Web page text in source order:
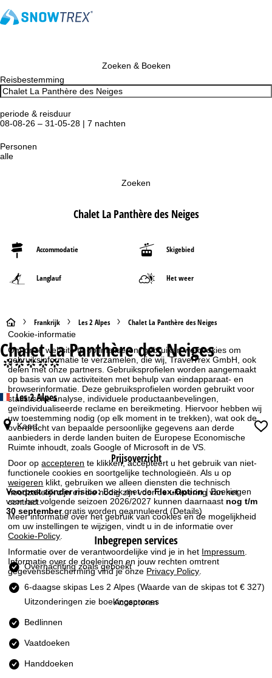
Cookie-informatie
Om onze website te optimaliseren, gebruiken we cookies om
gebruiksinformatie te verzamelen, die wij, TravelTrex GmbH, ook
delen met onze partners. Gebruiksprofielen worden aangemaakt
op basis van uw activiteiten met behulp van eindapparaat- en
browserinformatie. Deze gebruiksprofielen worden gebruikt voor
statistische analyse, individuele productaanbevelingen,
geïndividualiseerde reclame en bereikmeting. Hiervoor hebben wij
uw toestemming nodig (op elk moment in te trekken), wat ook de
overdracht van bepaalde persoonlijke gegevens aan derde
aanbieders in derde landen buiten de Europese Economische
Ruimte inhoudt, zoals Google of Microsoft in de VS.
Door opaccepteren te klikken, accepteert u het gebruik van niet-
functionele cookies en soortgelijke technologieën. Als u op
weigeren klikt, gebruiken we alleen diensten die technisch
noodzakelijk zijn en die nodig zijn voor de uitvoering van het
contract.
Meer informatie over het gebruik van cookies en de mogelijkheid
om uw instellingen te wijzigen, vindt u in de informatie over
Cookie-Policy
Informatie over de verantwoordelijke vind je in het Impressum
Informatie over de doeleinden en jouw rechten omtrent
gegevensbescherming vind je onze Privacy Policy
Accepteren
Zoeken & Boeken
Reisbestemming
periode & reisduur
08-08-26 – 31-05-28 | 7 nachten
Personen
alle
Zoeken
Chalet La Panthère des Neiges
Accommodatie Skigebied
Langlauf Het weer
S
t
a
r
t
p
a
g
i
a
Frankrijk Les 2 Alpes Chalet La Panthère des Neiges
Chalet La Panthère des Neiges
°°°°°
Les 2 Alpes
Kaart
Prijsoverzicht
Voorpret zonder risico:Boek met deFlex-Option| Boekingen
voor het volgende seizoen 2026/2027 kunnen daarnaast nog t/m
30 septembergratis worden geannuleerd (Details)
Inbegrepen services
Overnachting zoals geboekt
6-daagse skipas Les 2 Alpes
Uitzonderingen zie boekingsproces
Bedlinnen
Vaatdoeken
Handdoeken